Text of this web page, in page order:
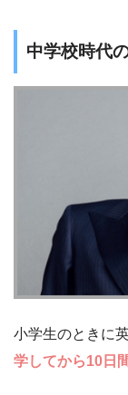
中学校時代
小学生のときに
学してから10日